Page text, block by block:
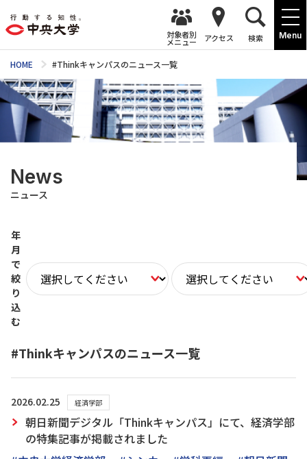
Menu
対象者別
メニュー アクセス 検索
HOME #Thinkキャンパスのニュース一覧
News
ニュース
年
月
で
絞
り
込
む
#Thinkキャンパスのニュース一覧
2026.02.25 経済学部
朝日新聞デジタル「Thinkキャンパス」にて、経済学部
の特集記事が掲載されました